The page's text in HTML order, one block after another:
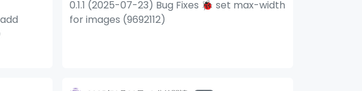
0.1.1 (2025-07-23) Bug Fixes 🐞 set max-width
for images (9692112)